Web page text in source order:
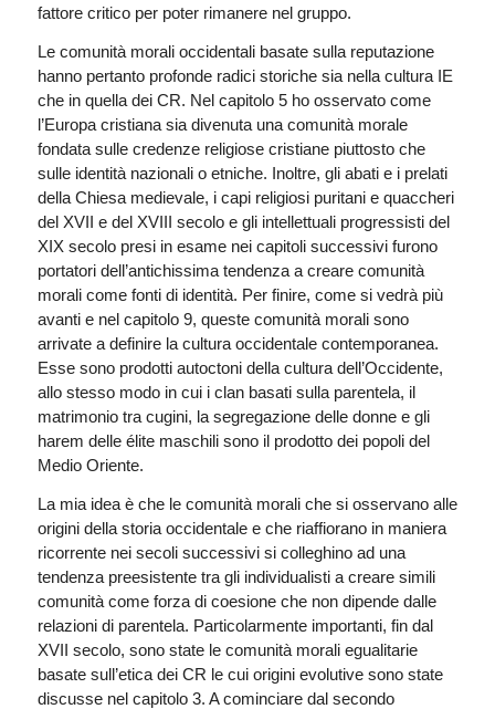
fattore critico per poter rimanere nel gruppo.
Le comunità morali occidentali basate sulla reputazione
hanno pertanto profonde radici storiche sia nella cultura IE
che in quella dei CR. Nel capitolo 5 ho osservato come
l’Europa cristiana sia divenuta una comunità morale
fondata sulle credenze religiose cristiane piuttosto che
sulle identità nazionali o etniche. Inoltre, gli abati e i prelati
della Chiesa medievale, i capi religiosi puritani e quaccheri
del XVII e del XVIII secolo e gli intellettuali progressisti del
XIX secolo presi in esame nei capitoli successivi furono
portatori dell’antichissima tendenza a creare comunità
morali come fonti di identità. Per finire, come si vedrà più
avanti e nel capitolo 9, queste comunità morali sono
arrivate a definire la cultura occidentale contemporanea.
Esse sono prodotti autoctoni della cultura dell’Occidente,
allo stesso modo in cui i clan basati sulla parentela, il
matrimonio tra cugini, la segregazione delle donne e gli
harem delle élite maschili sono il prodotto dei popoli del
Medio Oriente.
La mia idea è che le comunità morali che si osservano alle
origini della storia occidentale e che riaffiorano in maniera
ricorrente nei secoli successivi si colleghino ad una
tendenza preesistente tra gli individualisti a creare simili
comunità come forza di coesione che non dipende dalle
relazioni di parentela. Particolarmente importanti, fin dal
XVII secolo, sono state le comunità morali egualitarie
basate sull’etica dei CR le cui origini evolutive sono state
discusse nel capitolo 3. A cominciare dal secondo